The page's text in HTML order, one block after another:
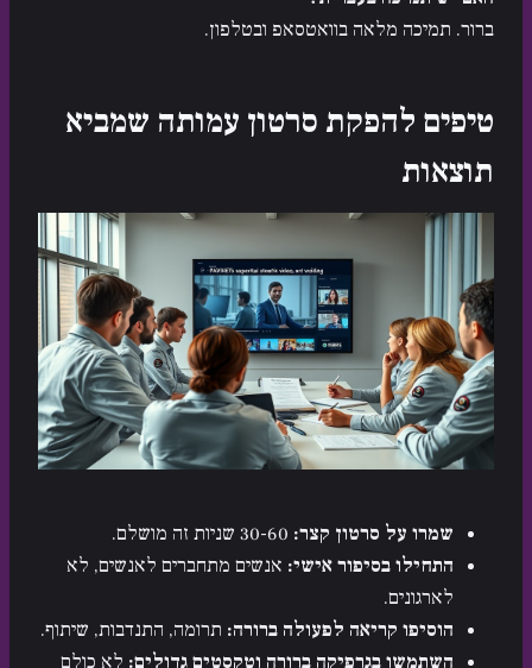
ברור. תמיכה מלאה בוואטסאפ ובטלפון.
טיפים להפקת סרטון עמותה שמביא
תוצאות
שמרו על סרטון קצר:
התחילו בסיפור אישי: אנשים מתחברים לאנשים, לא
לארגונים.
הוסיפו קריאה לפעולה ברורה: תרומה, התנדבות, שיתוף.
השתמשו בגרפיקה ברורה וטקסטים גדולים: לא כולם